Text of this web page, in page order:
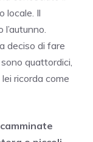
locale. Il
deciso di fare
quattordici,
ricorda come